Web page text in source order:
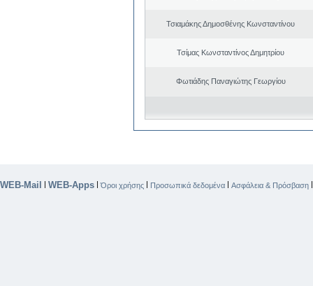
Τσιαμάκης Δημοσθένης Κωνσταντίνου
Τσίμας Κωνσταντίνος Δημητρίου
Φωτιάδης Παναγιώτης Γεωργίου
WEB-Mail | WEB-Apps |Όροι χρήσης | Προσωπικά δεδομένα | Ασφάλεια & Πρόσβαση